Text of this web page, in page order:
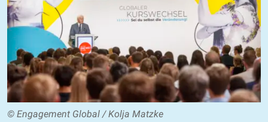
© Engagement Global / Kolja Matzke